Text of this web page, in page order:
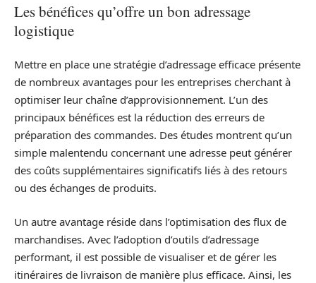
Les bénéfices qu’offre un bon adressage
logistique
Mettre en place une stratégie d’adressage efficace présente
de nombreux avantages pour les entreprises cherchant à
optimiser leur chaîne d’approvisionnement. L’un des
principaux bénéfices est la réduction des erreurs de
préparation des commandes. Des études montrent qu’un
simple malentendu concernant une adresse peut générer
des coûts supplémentaires significatifs liés à des retours
ou des échanges de produits.
Un autre avantage réside dans l’optimisation des flux de
marchandises. Avec l’adoption d’outils d’adressage
performant, il est possible de visualiser et de gérer les
itinéraires de livraison de manière plus efficace. Ainsi, les